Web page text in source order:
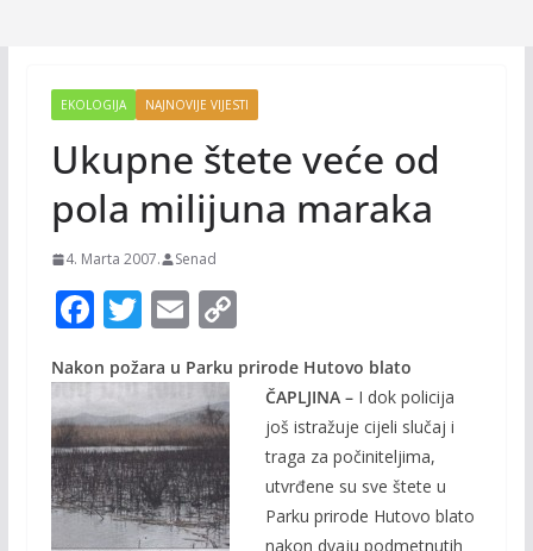
EKOLOGIJA NAJNOVIJE VIJESTI
Ukupne štete veće od
pola milijuna maraka
4. Marta 2007. Senad
F
e
b
o
o
k
T
itt
er
E
m
ai
l
C
o
p
Li
Nakon požara u Parku prirode Hutovo blato
ČAPLJINA – I dok policija
još istražuje cijeli slučaj i
traga za počiniteljima,
utvrđene su sve štete u
Parku prirode Hutovo blato
nakon dvaju podmetnutih